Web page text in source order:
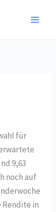
für
9,63
noch auf
in